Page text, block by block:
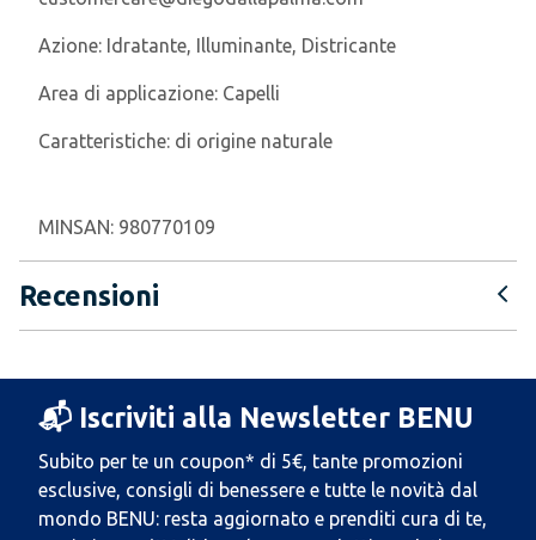
Azione: Idratante, Illuminante, Districante
Area di applicazione: Capelli
Caratteristiche: di origine naturale
MINSAN: 980770109
Recensioni
📬 Iscriviti alla Newsletter BENU
Subito per te un coupon* di 5€, tante promozioni
esclusive, consigli di benessere e tutte le novità dal
mondo BENU: resta aggiornato e prenditi cura di te,